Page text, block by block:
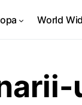
World